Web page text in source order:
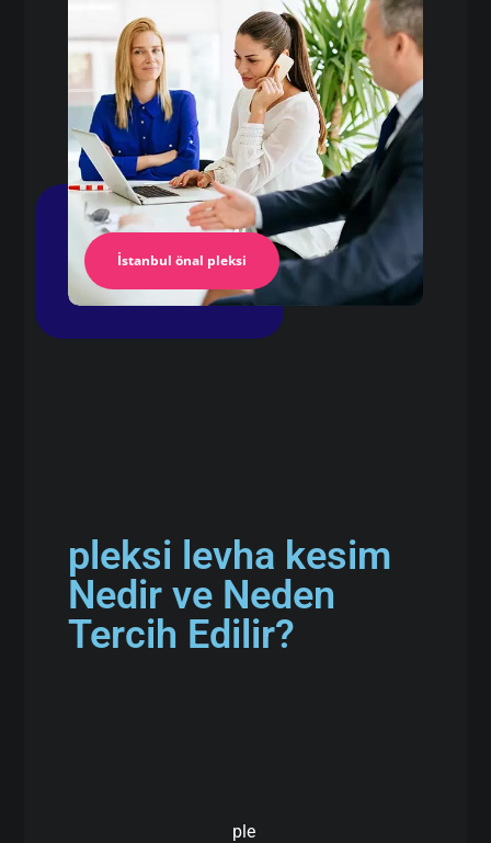
İstanbul önal pleksi
Pleksi Masa
İstanbul Pleksi
pleksi levha kesim
Nedir ve Neden
Tercih Edilir?
ple